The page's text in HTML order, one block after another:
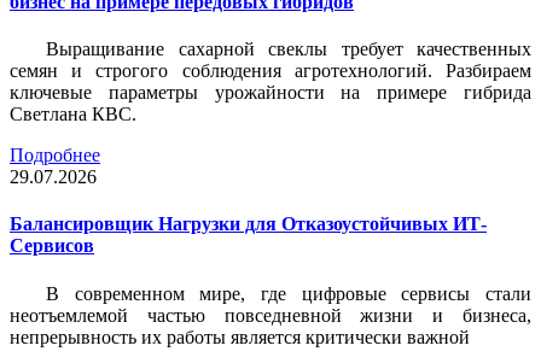
Выращивание сахарной свеклы требует качественных
семян и строгого соблюдения агротехнологий. Разбираем
ключевые параметры урожайности на примере гибрида
Светлана КВС.
Подробнее
29.07.2026
Балансировщик Нагрузки для Отказоустойчивых ИТ-
Сервисов
В современном мире, где цифровые сервисы стали
неотъемлемой частью повседневной жизни и бизнеса,
непрерывность их работы является критически важной